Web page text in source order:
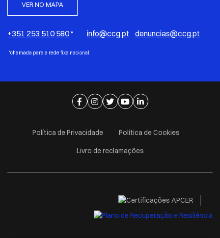
VER NO MAPA
+351 253 510 580* info@ccg.pt denuncias@ccg.pt
*chamada para a rede fixa nacional
Ir para página de facebook
Ir para página de instagram
Ir para página de twitter
Ir para página de youtube
Ir para página de
Política de Privacidade Política de Cookies
Livro de reclamações